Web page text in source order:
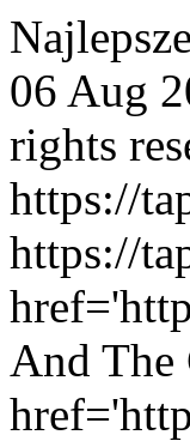
06 Aug
rights
https://
https://
And The